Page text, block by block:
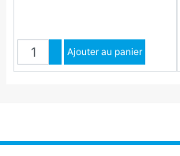
QuantitéAugmenter quantité
Diminuer quantité
Ajouter au panier